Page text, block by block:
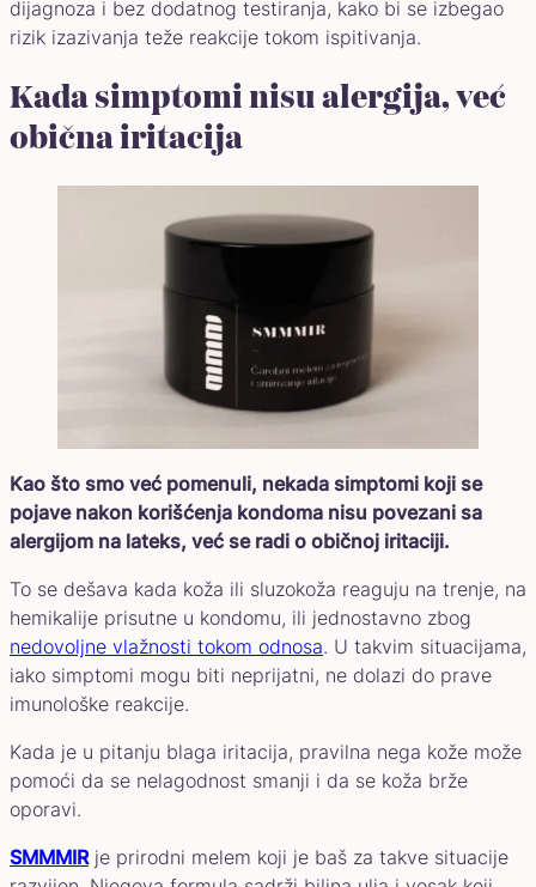
dijagnoza i bez dodatnog testiranja, kako bi se izbegao
rizik izazivanja teže reakcije tokom ispitivanja.
Kada simptomi nisu alergija, već
obična iritacija
Kao što smo već pomenuli, nekada simptomi koji se
pojave nakon korišćenja kondoma nisu povezani sa
alergijom na lateks, već se radi o običnoj iritaciji.
To se dešava kada koža ili sluzokoža reaguju na trenje, na
hemikalije prisutne u kondomu, ili jednostavno zbog
nedovoljne vlažnosti tokom odnosa. U takvim situacijama,
iako simptomi mogu biti neprijatni, ne dolazi do prave
imunološke reakcije.
Kada je u pitanju blaga iritacija, pravilna nega kože može
pomoći da se nelagodnost smanji i da se koža brže
oporavi.
SMMMIR je prirodni melem koji je baš za takve situacije